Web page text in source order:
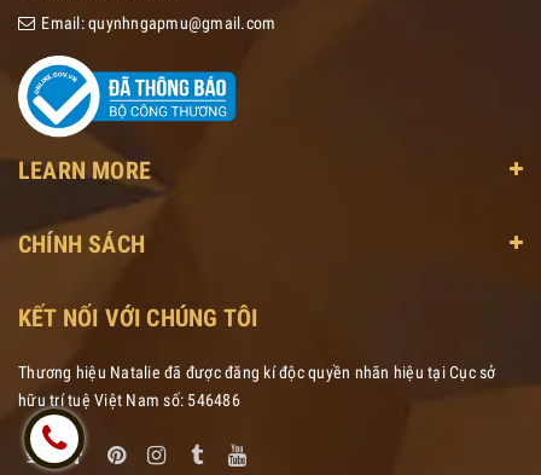
Email:quynhngapmu@gmail.com
LEARN MORE
CHÍNH SÁCH
KẾT NỐI VỚI CHÚNG TÔI
Thương hiệu Natalie đã được đăng kí độc quyền nhãn hiệu tại Cục sở
hữu trí tuệ Việt Nam số: 546486